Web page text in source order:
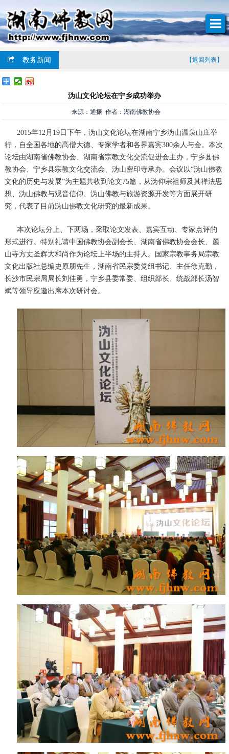
教务新闻 【返回列表】
沩山文化论坛在宁乡成功举办
来源：通振 作者：湖南佛教协会
2015年12月19日下午，沩山文化论坛在湖南宁乡沩山温泉山庄举
行，自全国各地的高僧大德、专家学者和各界嘉宾300余人与会。本次
论坛由湖南省佛教协会、湖南省宗教文化交流促进会主办，宁乡县佛
教协会、宁乡县宗教文化交流会、沩山密印寺承办。会议以“沩山佛教
文化的历史与发展”为主题共收到论文75篇，从沩仰宗祖师及其禅法思
想、沩山佛教与观音信仰、沩山佛教与旅游资源开发等方面展开研
究，代表了目前沩山佛教文化研究的最新成果。
本次论坛分上、下两场，采取论文发表、嘉宾互动、专家点评的
形式进行。特别礼请中国佛教协会副会长、湖南省佛教协会会长、麓
山寺方丈圣辉大和尚作为论坛上半场的主持人。国家宗教事务局宗教
文化出版社总编史原朋先生，湖南省民宗委党组书记、主任徐克勤，
长沙市民宗局局长刘佳勇，宁乡县委常委、组织部长、统战部长汤智
斌等领导应邀出席本次研讨会。